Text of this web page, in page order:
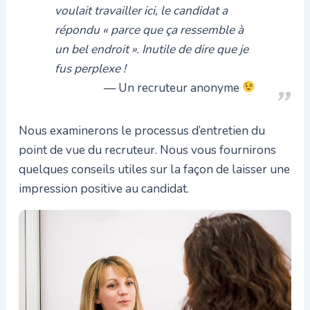
voulait travailler ici, le candidat a
répondu « parce que ça ressemble à
un bel endroit ». Inutile de dire que je
fus perplexe !
Un recruteur anonyme
Nous examinerons le processus d’entretien du
point de vue du recruteur. Nous vous fournirons
quelques conseils utiles sur la façon de laisser une
impression positive au candidat.